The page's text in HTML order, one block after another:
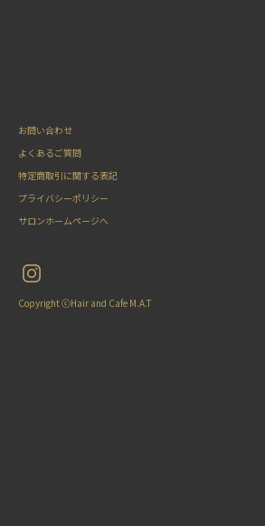
お問い合わせ
よくあるご質問
特定商取引に関する表記
プライバシーポリシー
サロンホームページへ
Copyright ⓒHair and Cafe M.A.T